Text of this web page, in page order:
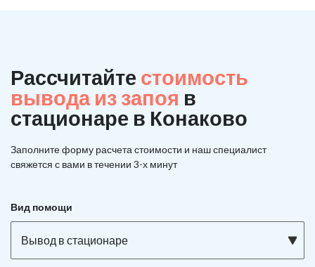
Рассчитайте стоимость
вывода из запоя в
стационаре в Конаково
Заполните форму расчета стоимости и нашспециалист
свяжется с вами в течении 3-х минут
Вид помощи
Вывод в стационаре